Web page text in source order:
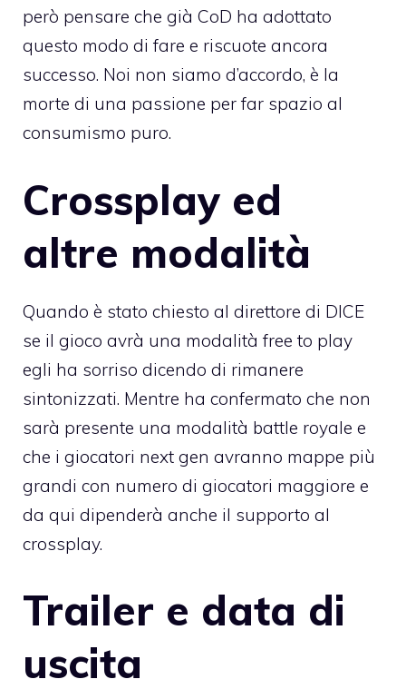
però pensare che già CoD ha adottato
questo modo di fare e riscuote ancora
successo. Noi non siamo d’accordo, è la
morte di una passione per far spazio al
consumismo puro.
Crossplay ed
altre modalità
Quando è stato chiesto al direttore di DICE
se il gioco avrà una modalità free to play
egli ha sorriso dicendo di rimanere
sintonizzati. Mentre ha confermato che non
sarà presente una modalità battle royale e
che i giocatori next gen avranno mappe più
grandi con numero di giocatori maggiore e
da qui dipenderà anche il supporto al
crossplay.
Trailer e data di
uscita